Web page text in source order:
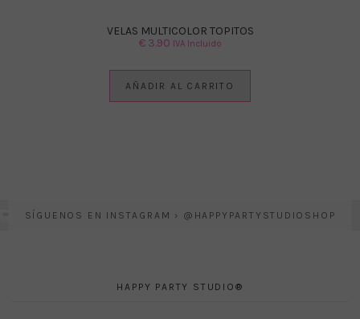
VELAS MULTICOLOR TOPITOS
€3.90 IVA Incluido
AÑADIR AL CARRITO
SÍGUENOS EN INSTAGRAM › @HAPPYPARTYSTUDIOSHOP
HAPPY PARTY STUDIO®